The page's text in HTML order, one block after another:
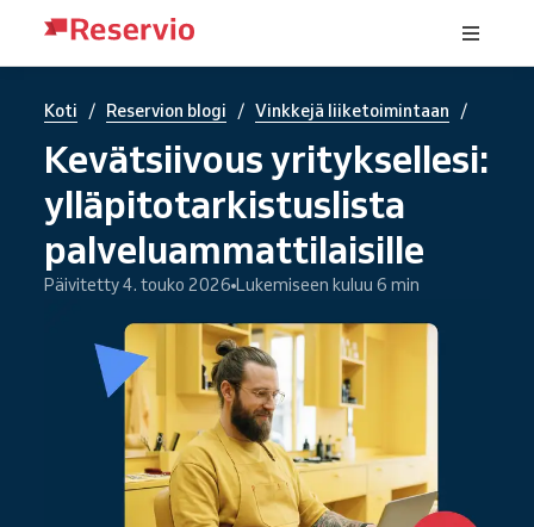
Koti / Reservion blogi / Vinkkejä liiketoimintaan /
Kevätsiivous yrityksellesi:
ylläpitotarkistuslista
palveluammattilaisille
Päivitetty 4. touko 2026 Lukemiseen kuluu 6 min